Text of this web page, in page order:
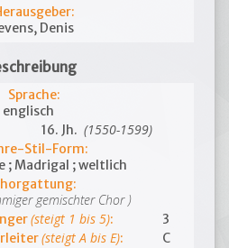
Denis
Sprache:
englisch
16. Jh. (1550-1599)
Stil-Form:
; Madrigal ; weltlich
gemischter Chor )
(steigt 1 bis 5):
3
(steigt A bis E):
C